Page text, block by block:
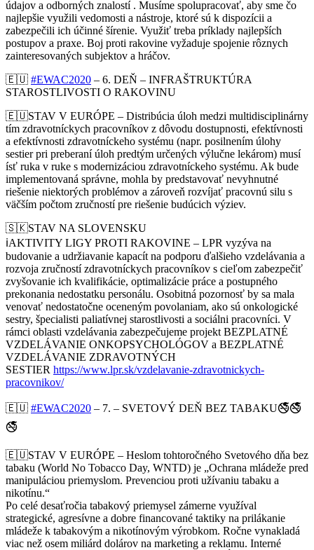
údajov a odborných znalostí . Musíme spolupracovať, aby sme čo
najlepšie využili vedomosti a nástroje, ktoré sú k dispozícii a
zabezpečili ich účinné šírenie. Využiť treba príklady najlepších
postupov a praxe. Boj proti rakovine vyžaduje spojenie rôznych
zainteresovaných subjektov a hráčov.
🇪🇺 #EWAC2020 – 6. DEŇ – INFRAŠTRUKTÚRA
STAROSTLIVOSTI O RAKOVINU
🇪🇺STAV V EURÓPE – Distribúcia úloh medzi multidisciplinárny
tím zdravotníckych pracovníkov z dôvodu dostupnosti, efektívnosti
a efektívnosti zdravotníckeho systému (napr. posilnením úlohy
sestier pri preberaní úloh predtým určených výlučne lekárom) musí
ísť ruka v ruke s modernizáciou zdravotníckeho systému. Ak bude
implementovaná správne, mohla by predstavovať nevyhnutné
riešenie niektorých problémov a zároveň rozvíjať pracovnú silu s
väčším počtom zručností pre riešenie budúcich výziev.
🇸🇰STAV NA SLOVENSKU
ℹ️AKTIVITY LIGY PROTI RAKOVINE – LPR vyzýva na
budovanie a udržiavanie kapacít na podporu ďalšieho vzdelávania a
rozvoja zručností zdravotníckych pracovníkov s cieľom zabezpečiť
zvyšovanie ich kvalifikácie, optimalizácie práce a postupného
prekonania nedostatku personálu. Osobitná pozornosť by sa mala
venovať nedostatočne oceneným povolaniam, ako sú onkologické
sestry, špecialisti paliatívnej starostlivosti a sociálni pracovníci. V
rámci oblasti vzdelávania zabezpečujeme projekt BEZPLATNÉ
VZDELÁVANIE ONKOPSYCHOLÓGOV a BEZPLATNÉ
VZDELÁVANIE ZDRAVOTNÝCH
SESTIER https://www.lpr.sk/vzdelavanie-zdravotnickych-
pracovnikov/
🇪🇺 #EWAC2020 – 7. – SVETOVÝ DEŇ BEZ TABAKU🚭🚭
🚭
🇪🇺STAV V EURÓPE – Heslom tohtoročného Svetového dňa bez
tabaku (World No Tobacco Day, WNTD) je „Ochrana mládeže pred
manipuláciou priemyslom. Prevenciou proti užívaniu tabaku a
nikotínu.“
Po celé desaťročia tabakový priemysel zámerne využíval
strategické, agresívne a dobre financované taktiky na prilákanie
mládeže k tabakovým a nikotínovým výrobkom. Ročne vynakladá
viac než osem miliárd dolárov na marketing a reklamu. Interné